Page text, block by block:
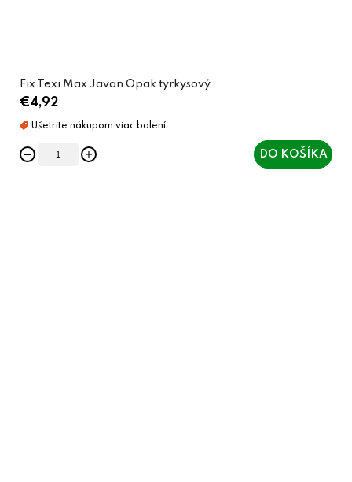
Fix Texi Max Javan Opak tyrkysový
€4,92
DO KOŠÍKA